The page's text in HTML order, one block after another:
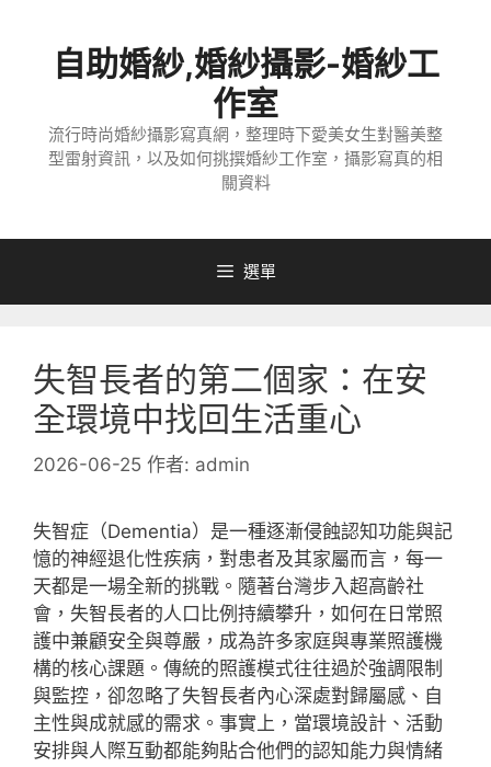
自助婚紗,婚紗攝影-婚紗工
作室
流行時尚婚紗攝影寫真網，整理時下愛美女生對醫美整
型雷射資訊，以及如何挑撰婚紗工作室，攝影寫真的相
關資料
選單
失智長者的第二個家：在安
全環境中找回生活重心
2026-06-25 作者: admin
失智症（Dementia）是一種逐漸侵蝕認知功能與記
憶的神經退化性疾病，對患者及其家屬而言，每一
天都是一場全新的挑戰。隨著台灣步入超高齡社
會，失智長者的人口比例持續攀升，如何在日常照
護中兼顧安全與尊嚴，成為許多家庭與專業照護機
構的核心課題。傳統的照護模式往往過於強調限制
與監控，卻忽略了失智長者內心深處對歸屬感、自
主性與成就感的需求。事實上，當環境設計、活動
安排與人際互動都能夠貼合他們的認知能力與情緒